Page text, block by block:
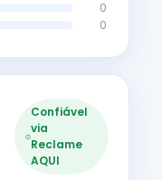
0
0
Confiável
via
Reclame
AQUI